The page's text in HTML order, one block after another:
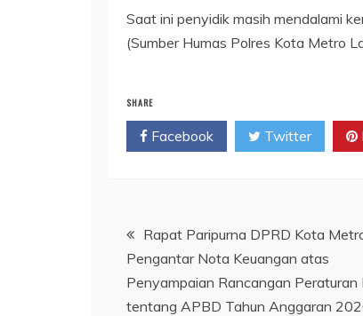
Saat ini penyidik masih mendalami
(Sumber Humas Polres Kota Metro
SHARE
Facebook Twitter
Navigasi
pos
Rapat Paripurna DPRD Kota
Pengantar Nota Keuangan atas
Penyampaian Rancangan Peraturan
tentang APBD Tahun Anggaran